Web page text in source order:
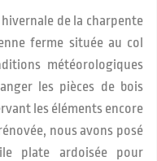
de la charpente
ferme située au col
météorologiques
les pièces de bois
les éléments encore
nous avons posé
plate ardoisée pour